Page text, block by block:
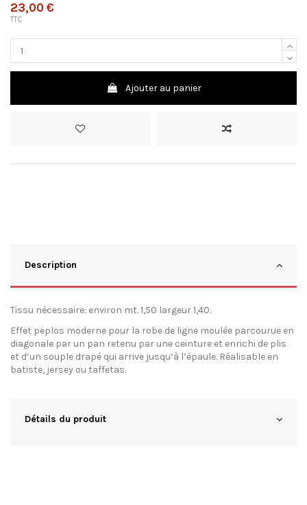
23,00 €
TTC
Ajouter au panier
Description
Tissu nécessaire: environ mt. 1,50 largeur 1,40.
Effet peplos moderne pour la robe de ligne moulée parcourue en
diagonale par un pan retenu par une ceinture et enrichi de plis
et d’un souple drapé qui arrive jusqu’à l’épaule. Réalisable en
batiste, jersey ou taffetas.
Détails du produit